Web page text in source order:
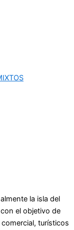
la isla del
el objetivo de
turísticos